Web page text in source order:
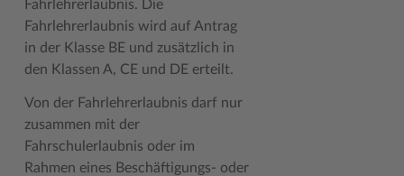
Geodatenportale (Kreiskarte)
Kfz-Zulassung
Lebenslagen
Fotoarchiv
Hitzeschutz
Kreistag Sitzungskalender
Kreispräsident
Kreistag und Ausschüsse
Kreisverwaltung
Offene Stellen
Praktika und FSJ
Wen wir suchen
Klimaschutz beim Kreis Stormarn
Projekt e-Gewerbe
Wirtschafts- und Aufbaugesellschaft Stormarn
Kulturelle Einrichtungen
Museen
Radwandern
Fahrlehrerlaubnis. Die
Fahrlehrerlaubnis wird auf Antrag
in der Klasse BE und zusätzlich in
den Klassen A, CE und DE erteilt.
Von der Fahrlehrerlaubnis darf nur
zusammen mit der
Fahrschulerlaubnis oder im
Rahmen eines Beschäftigungs- oder